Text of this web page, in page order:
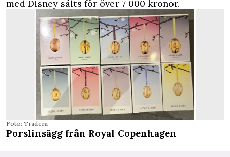
med Disney sålts för över 7 000 kronor.
Foto: Tradera
Porslinsägg från Royal Copenhagen